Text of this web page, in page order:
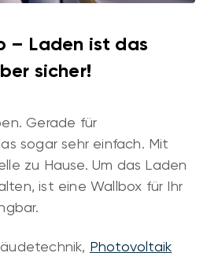
– Laden ist das
sicher!
Gerade für
sogar sehr einfach. Mit
zu Hause. Um das Laden
ist eine Wallbox für Ihr
Photovoltaik